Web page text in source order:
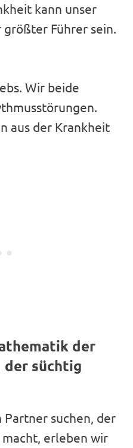
kann unser
Führer sein.
Wir beide
aus der Krankheit
der
der süchtig
suchen, der
macht, erleben wir